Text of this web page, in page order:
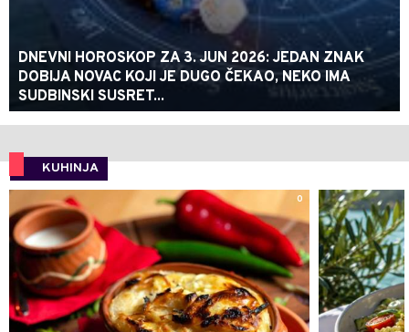
DNEVNI HOROSKOP ZA 3. JUN 2026: JEDAN ZNAK
DOBIJA NOVAC KOJI JE DUGO ČEKAO, NEKO IMA
SUDBINSKI SUSRET...
KUHINJA
0